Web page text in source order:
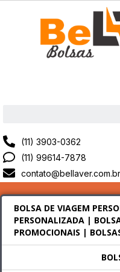
(11) 3903-0362
(11) 99614-7878
contato@bellaver.com.br
BOLSA DE VIAGEM
PERSONALIZADA |
PROMOCIONAIS |